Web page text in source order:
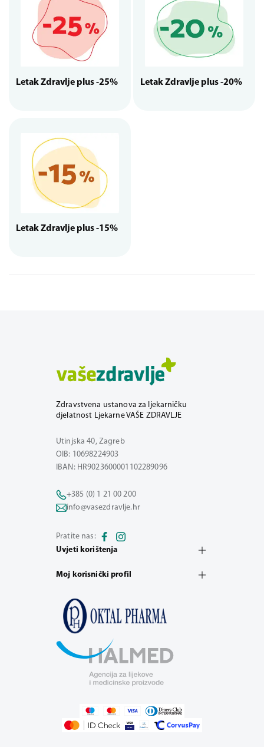
Letak Zdravlje plus -25% Letak Zdravlje plus -20%
Letak Zdravlje plus -15%
Zdravstvena ustanova za ljekarničku
djelatnost Ljekarne VAŠE ZDRAVLJE
Utinjska 40, Zagreb
OIB: 10698224903
IBAN: HR9023600001102289096
+385 (0) 1 21 00 200
info@vasezdravlje.hr
Pratite nas:
Uvjeti korištenja
Moj korisnički profil